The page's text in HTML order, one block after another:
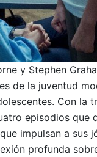
y Stephen
de la juventud
Con
episodios
impulsan a
profunda